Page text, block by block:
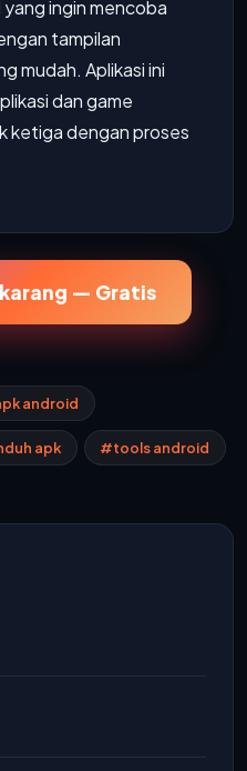
ingin mencoba
tampilan
mudah. Aplikasi ini
dan game
ketiga dengan proses
— Gratis
android
apk #tools android